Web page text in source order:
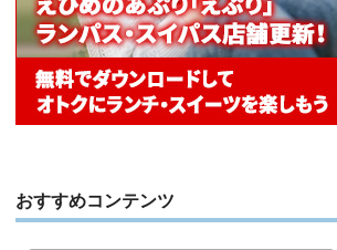
おすすめコンテンツ